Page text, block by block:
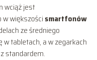
wciąż jest
w większości smartfonów
ze średniego
w tabletach, a w zegarkach
standardem.